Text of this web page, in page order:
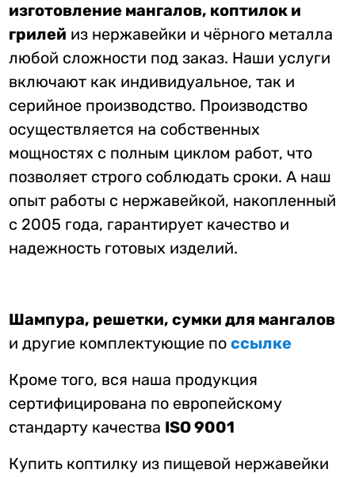
изготовление мангалов, коптилок и
грилей из нержавейки и чёрного металла
любой сложности под заказ. Наши услуги
включают как индивидуальное, так и
серийное производство. Производство
осуществляется на собственных
мощностях с полным циклом работ, что
позволяет строго соблюдать сроки. А наш
опыт работы с нержавейкой, накопленный
с 2005 года, гарантирует качество и
надежность готовых изделий.
Шампура, решетки, сумки для мангалов
и другие комплектующие поссылке
Кроме того, вся наша продукция
сертифицирована по европейскому
стандарту качества ISO 9001
Купить коптилку из пищевой нержавейки